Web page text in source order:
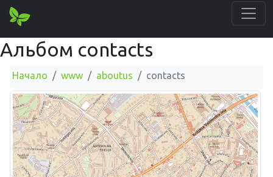
Альбом contacts
Начало www aboutus contacts